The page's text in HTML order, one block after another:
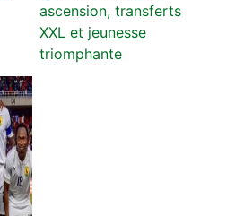
ascension, transferts
XXL et jeunesse
triomphante